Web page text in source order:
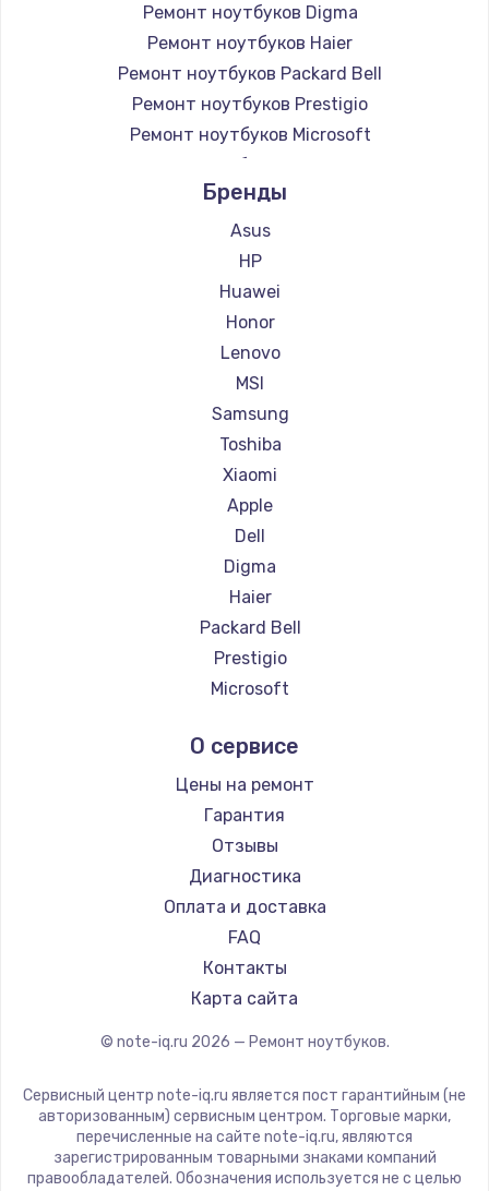
Ремонт ноутбуков Digma
Ремонт ноутбуков Haier
Ремонт ноутбуков Packard Bell
Ремонт ноутбуков Prestigio
Ремонт ноутбуков Microsoft
Ремонт ноутбуков Alienware
Ремонт ноутбуков Aquarius
Ремонт ноутбуков Gigabyte
Ремонт ноутбуков Aorus
Ремонт ноутбуков Maibenben
Ремонт ноутбуков Getac
Ремонт ноутбуков Epson
Ремонт ноутбуков Philips
Ремонт ноутбуков LG
Ремонт ноутбуков Panasonic
Ремонт ноутбуков Irbis
Ремонт ноутбуков Thunderobot
Ремонт ноутбуков Hasee
Ремонт ноутбуков ZTE
Ремонт ноутбуков Hiper
Ремонт ноутбуков Evga
Ремонт ноутбуков Google
Ремонт ноутбуков Echips
Ремонт ноутбуков Predator
Ремонт ноутбуков iru
Ремонт ноутбуков Machenike
Ремонт ноутбуков DEXP
Ремонт ноутбуков Teclast
Ремонт ноутбуков CHUWI
Ремонт ноутбуков Colorful
Бренды
Asus
HP
Huawei
Honor
Lenovo
MSI
Samsung
Toshiba
Xiaomi
Apple
Dell
Digma
Haier
Packard Bell
Prestigio
Microsoft
Aquarius
Gigabyte
Aorus
Maibenben
Getac
Epson
Philips
LG
Panasonic
ZTE
Hiper
Evga
О сервисе
Цены на ремонт
Гарантия
Отзывы
Диагностика
Оплата и доставка
FAQ
Контакты
Карта сайта
© note-iq.ru 2026 — Ремонт ноутбуков.
Сервисный центр note-iq.ru является пост гарантийным (не
авторизованным) сервисным центром. Торговые марки,
перечисленные на сайте note-iq.ru, являются
зарегистрированным товарными знаками компаний
правообладателей. Обозначения используется не с целью